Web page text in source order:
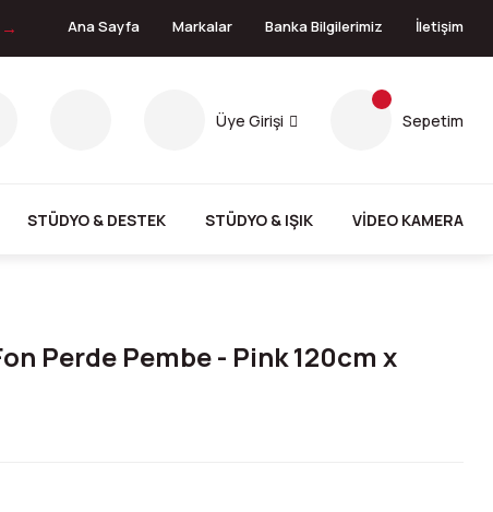
→ Ana Sayfa Markalar Banka Bilgilerimiz İletişim
Üye Girişi Sepetim
STÜDYO & DESTEK STÜDYO & IŞIK VİDEO KAMERA
Perde Pembe - Pink 120cm x